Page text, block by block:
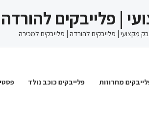
| פלייבקים
מקצועי | פלייבקים להורדה | פלייבקים למכירה
מחרוזות פלייבקים כוכב נולד